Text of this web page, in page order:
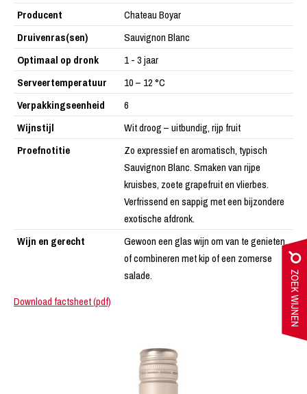
Producent
Chateau Boyar
Druivenras(sen)
Sauvignon Blanc
Optimaal op dronk
1 - 3 jaar
Serveertemperatuur
10 – 12 °C
Verpakkingseenheid
6
Wijnstijl
Wit droog – uitbundig, rijp fruit
Proefnotitie
Zo expressief en aromatisch, typisch
Sauvignon Blanc. Smaken van rijpe
kruisbes, zoete grapefruit en vlierbes.
Verfrissend en sappig met een bijzondere
exotische afdronk.
Wijn en gerecht
Gewoon een glas wijn om van te genieten,
of combineren met kip of een zomerse
salade.
Download factsheet (pdf)